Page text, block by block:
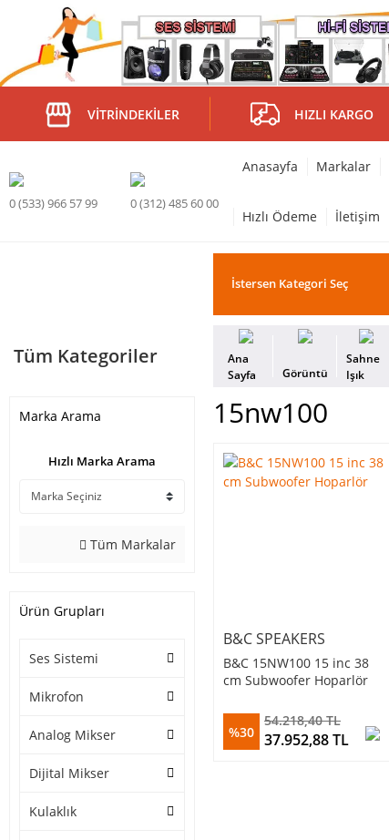
VITRINDEKILER HIZLI KARGO
0 (533) 966 57 99 0 (312) 485 60 00
Anasayfa Markalar
Hızlı Ödeme İletişim
Tüm Kategoriler
Ana
Sayfa
Görüntü
Sahne
Işık
Marka Arama
Hızlı Marka Arama
Tüm Markalar
Ürün Grupları
Ses Sistemi
Mikrofon
Analog Mikser
Dijital Mikser
Kulaklık
15nw100
B&C SPEAKERS
B&C 15NW100 15 inc 38
cm Subwoofer Hoparlör
%30
54.218,40 TL
37.952,88 TL